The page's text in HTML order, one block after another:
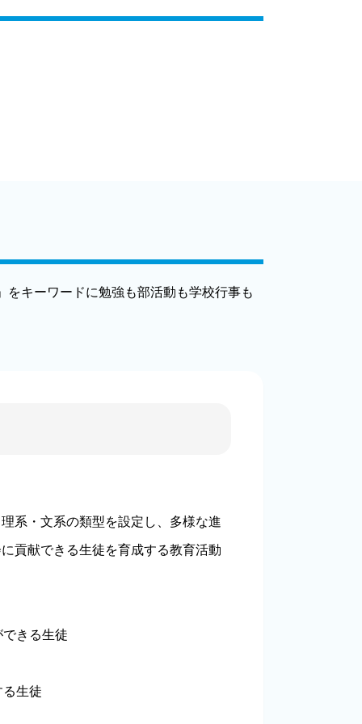
をキーワードに勉強も部活動も学校行事も
系・文系の類型を設定し、多様な進
貢献できる生徒を育成する教育活動
きる生徒
生徒